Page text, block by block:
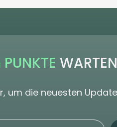
um die neuesten